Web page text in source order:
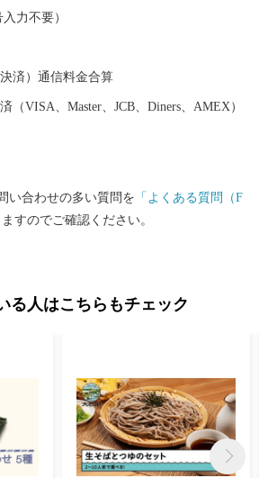
。 下記、指定期間内に村山市にご寄附を
令和8年9月30日まで ・指定の根拠 地方
同第314条の7第2項
力不要）
済）通信料金合算
（VISA、Master、JCB、Diners、AMEX）
い合わせの多い質問を 「よくある質問（F
すのでご確認ください。
る人はこちらもチェック